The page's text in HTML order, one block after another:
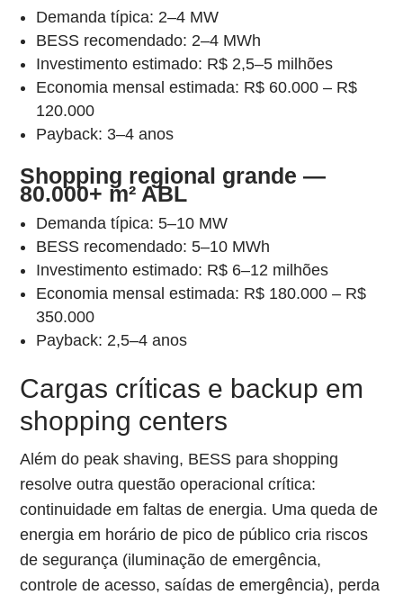
Demanda típica: 2–4 MW
BESS recomendado: 2–4 MWh
Investimento estimado: R$ 2,5–5 milhões
Economia mensal estimada: R$ 60.000 – R$
120.000
Payback: 3–4 anos
Shopping regional grande —
80.000+ m² ABL
Demanda típica: 5–10 MW
BESS recomendado: 5–10 MWh
Investimento estimado: R$ 6–12 milhões
Economia mensal estimada: R$ 180.000 – R$
350.000
Payback: 2,5–4 anos
Cargas críticas e backup em
shopping centers
Além do peak shaving, BESS para shopping
resolve outra questão operacional crítica:
continuidade em faltas de energia. Uma queda de
energia em horário de pico de público cria riscos
de segurança (iluminação de emergência,
controle de acesso, saídas de emergência), perda